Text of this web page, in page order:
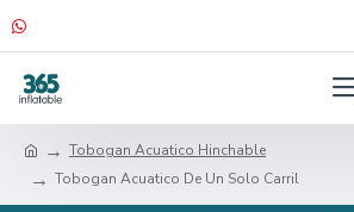
Tobogan Acuatico Hinchable
Tobogan Acuatico De Un Solo Carril